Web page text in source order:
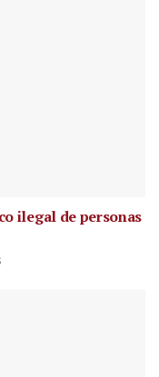
ilegal de personas